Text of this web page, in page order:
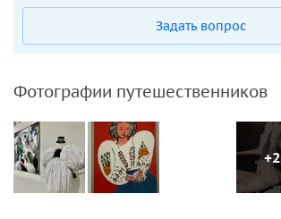
Задать вопрос
Фотографии путешественников
+2